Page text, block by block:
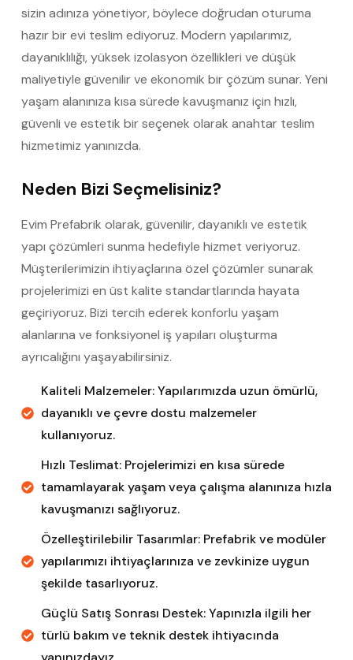
sizin adınıza yönetiyor, böylece doğrudan oturuma
hazır bir evi teslim ediyoruz. Modern yapılarımız,
dayanıklılığı, yüksek izolasyon özellikleri ve düşük
maliyetiyle güvenilir ve ekonomik bir çözüm sunar. Yeni
yaşam alanınıza kısa sürede kavuşmanız için hızlı,
güvenli ve estetik bir seçenek olarak anahtar teslim
hizmetimiz yanınızda.
Neden Bizi Seçmelisiniz?
Evim Prefabrik olarak, güvenilir, dayanıklı ve estetik
yapı çözümleri sunma hedefiyle hizmet veriyoruz.
Müşterilerimizin ihtiyaçlarına özel çözümler sunarak
projelerimizi en üst kalite standartlarında hayata
geçiriyoruz. Bizi tercih ederek konforlu yaşam
alanlarına ve fonksiyonel iş yapıları oluşturma
ayrıcalığını yaşayabilirsiniz.
Kaliteli Malzemeler: Yapılarımızda uzun ömürlü,
dayanıklı ve çevre dostu malzemeler
kullanıyoruz.
Hızlı Teslimat: Projelerimizi en kısa sürede
tamamlayarak yaşam veya çalışma alanınıza hızla
kavuşmanızı sağlıyoruz.
Özelleştirilebilir Tasarımlar: Prefabrik ve modüler
yapılarımızı ihtiyaçlarınıza ve zevkinize uygun
şekilde tasarlıyoruz.
Güçlü Satış Sonrası Destek: Yapınızla ilgili her
türlü bakım ve teknik destek ihtiyacında